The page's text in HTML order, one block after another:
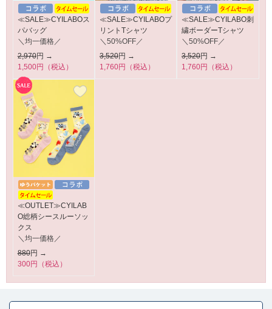
≪SALE≫CYILABOス
パバッグ
＼均一価格／
2,970円 →
1,500円（税込）
≪SALE≫CYILABOプ
リントTシャツ
＼50%OFF／
3,520円 →
1,760円（税込）
≪SALE≫CYILABO刺
繍ボーダーTシャツ
＼50%OFF／
3,520円 →
1,760円（税込）
≪OUTLET≫CYILAB
O総柄シースルーソッ
クス
＼均一価格／
880円 →
300円（税込）